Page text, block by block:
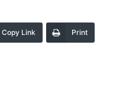
Copy Link Print